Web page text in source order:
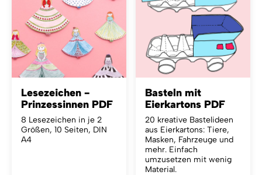
Lesezeichen -
Prinzessinnen PDF
8 Lesezeichen in je 2
Größen, 10 Seiten, DIN
A4
Basteln mit
Eierkartons PDF
20 kreative Bastelideen
aus Eierkartons: Tiere,
Masken, Fahrzeuge und
mehr. Einfach
umzusetzen mit wenig
Material.